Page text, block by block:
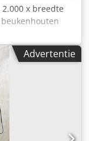
x breedte
ca. 32 kg
Advertentie